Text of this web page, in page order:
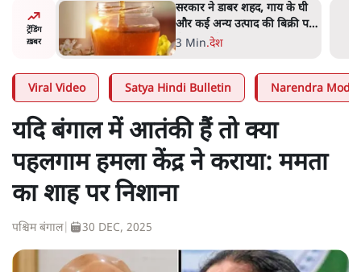
ट्रेंडिंग
ख़बर
के घी
पर
'महाराष्ट्र में गैर बीजेपी वोटरों के
नामों को काटने की बड़ी साज़िश'-
रोहित पवार का आरोप
4 Min.महाराष्ट्र
Viral Video Satya Hindi Bulletin Narendra Modi
यदि बंगाल में आतंकी हैं तो क्या
पहलगाम हमला केंद्र ने कराया: ममता
का शाह पर निशाना
पश्चिम बंगाल| 30 DEC, 2025